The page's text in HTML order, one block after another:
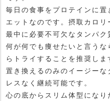
毎日の食事をプロテインに
エットなのです。摂取カロ
最中に必要不可欠なタンパク
何が何でも痩せたいと言う
らトライすることを推奨し
置き換えるのみのイージーな
レスなく継続可能です。
心の底からスリム体型にな